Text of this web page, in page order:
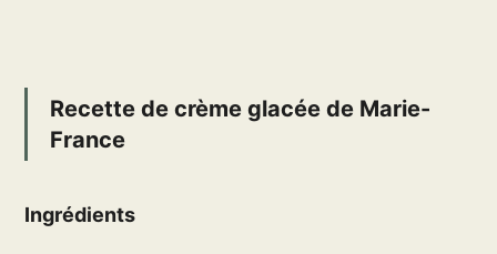
Recette de crème glacée de Marie-
France
Ingrédients